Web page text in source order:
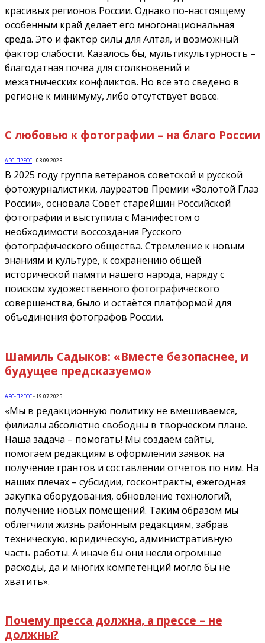
красивых регионов России. Однако по-настоящему
особенным край делает его многонациональная
среда. Это и фактор силы для Алтая, и возможный
фактор слабости. Казалось бы, мультикультурность –
благодатная почва для столкновений и
межэтнических конфликтов. Но все это сведено в
регионе к минимуму, либо отсутствует вовсе.
С любовью к фотографии – на благо России
АРС-ПРЕСС-03.09.2025
В 2025 году группа ветеранов советской и русской
фотожурналистики, лауреатов Премии «Золотой Глаз
России», основала Совет старейшин Российской
фотографии и выступила с Манифестом о
необходимости воссоздания Русского
фотографического общества. Стремление к новым
знаниям и культуре, к сохранению общей
исторической памяти нашего народа, наряду с
поиском художественного фотографического
совершенства, было и остаётся платформой для
объединения фотографов России.
Шамиль Садыков: «Вместе безопаснее, и
будущее предсказуемо»
АРС-ПРЕСС-19.07.2025
«Мы в редакционную политику не вмешиваемся,
филиалы абсолютно свободны в творческом плане.
Наша задача – помогать! Мы создаём сайты,
помогаем редакциям в оформлении заявок на
получение грантов и составлении отчетов по ним. На
наших плечах – субсидии, госконтракты, ежегодная
закупка оборудования, обновление технологий,
получение новых помещений. Таким образом мы
облегчили жизнь районным редакциям, забрав
техническую, юридическую, административную
часть работы. А иначе бы они несли огромные
расходы, да и многих компетенций могло бы не
хватить».
Почему пресса должна, а прессе – не
должны?